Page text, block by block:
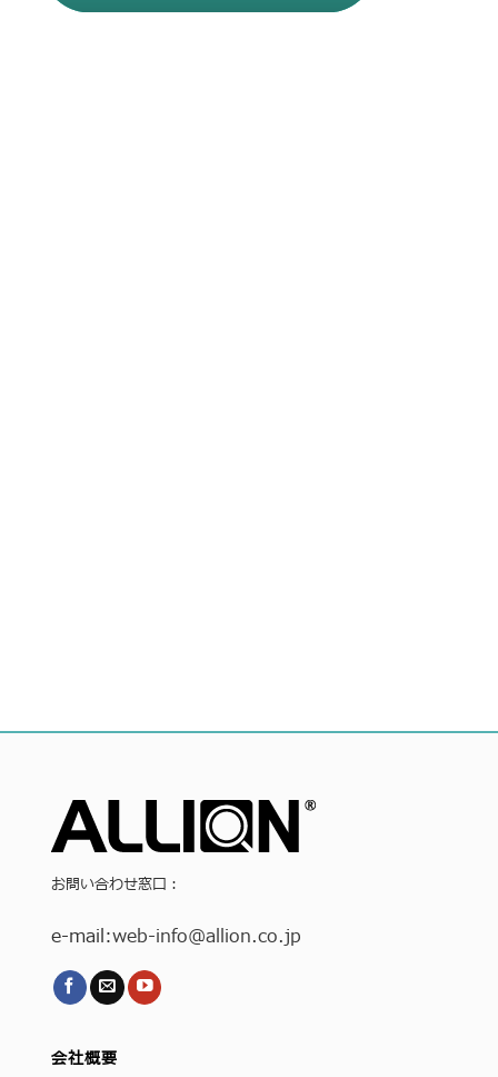
お問い合わせ窓口：
e-mail:web-info@allion.co.jp
会社概要